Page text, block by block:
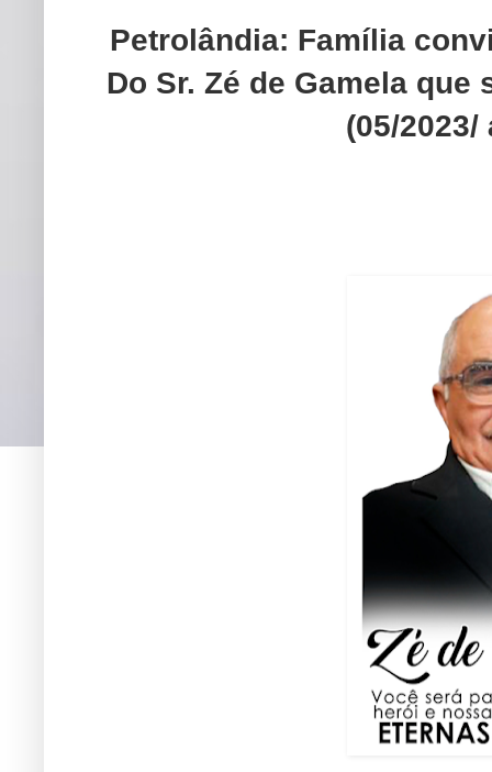
Petrolândia: Família
Do Sr. Zé de Gamela
(05/2023/